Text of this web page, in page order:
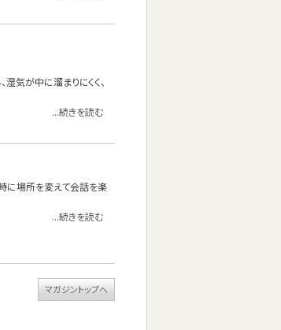
気が中に溜まりにくく、
...続きを読む
に場所を変えて会話を楽
...続きを読む
マガジントップへ